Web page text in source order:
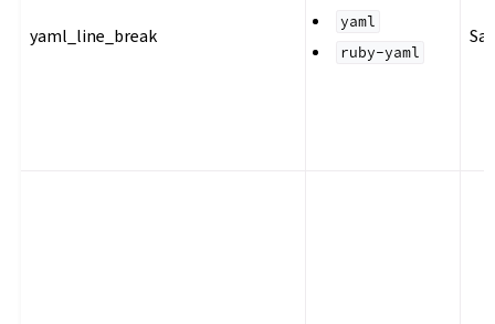
yaml_line_break
yaml
ruby-yaml